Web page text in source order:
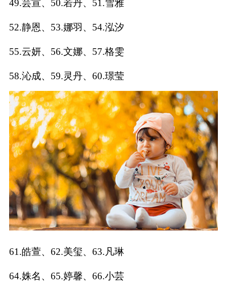
字
典
宝
宝
取
名
名
字
打
分
生
辰
起
名
大
师
起
名
49.芸宣、50.若丹、51.雪雅
52.静恩、53.娜羽、54.泓汐
55.云妍、56.文娜、57.格雯
58.沁成、59.灵丹、60.璟莹
61.皓萱、62.美玺、63.凡琳
64.姝名、65.婷馨、66.小芸